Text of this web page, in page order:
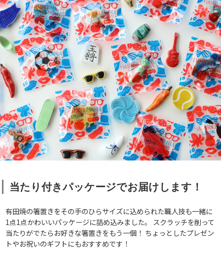
当たり付きパッケージでお届けします！
有田焼の箸置きをその手のひらサイズに込められた職人技も一緒に
1点1点かわいいパッケージに詰め込みました。 スクラッチを削って
当たりがでたらお好きな箸置きをもう一個！ ちょっとしたプレゼン
トやお祝いのギフトにもおすすめです！